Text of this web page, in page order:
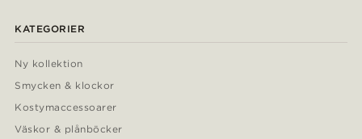
KATEGORIER
Ny kollektion
Smycken & klockor
Kostymaccessoarer
Väskor & plånböcker